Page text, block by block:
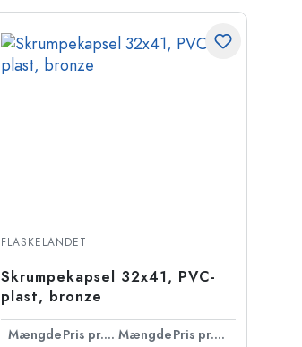
FLASKELANDET
Skrumpekapsel 32x41, PVC-
plast, bronze
Mængde Pris pr. stk. Mængde
Pris pr. stk.